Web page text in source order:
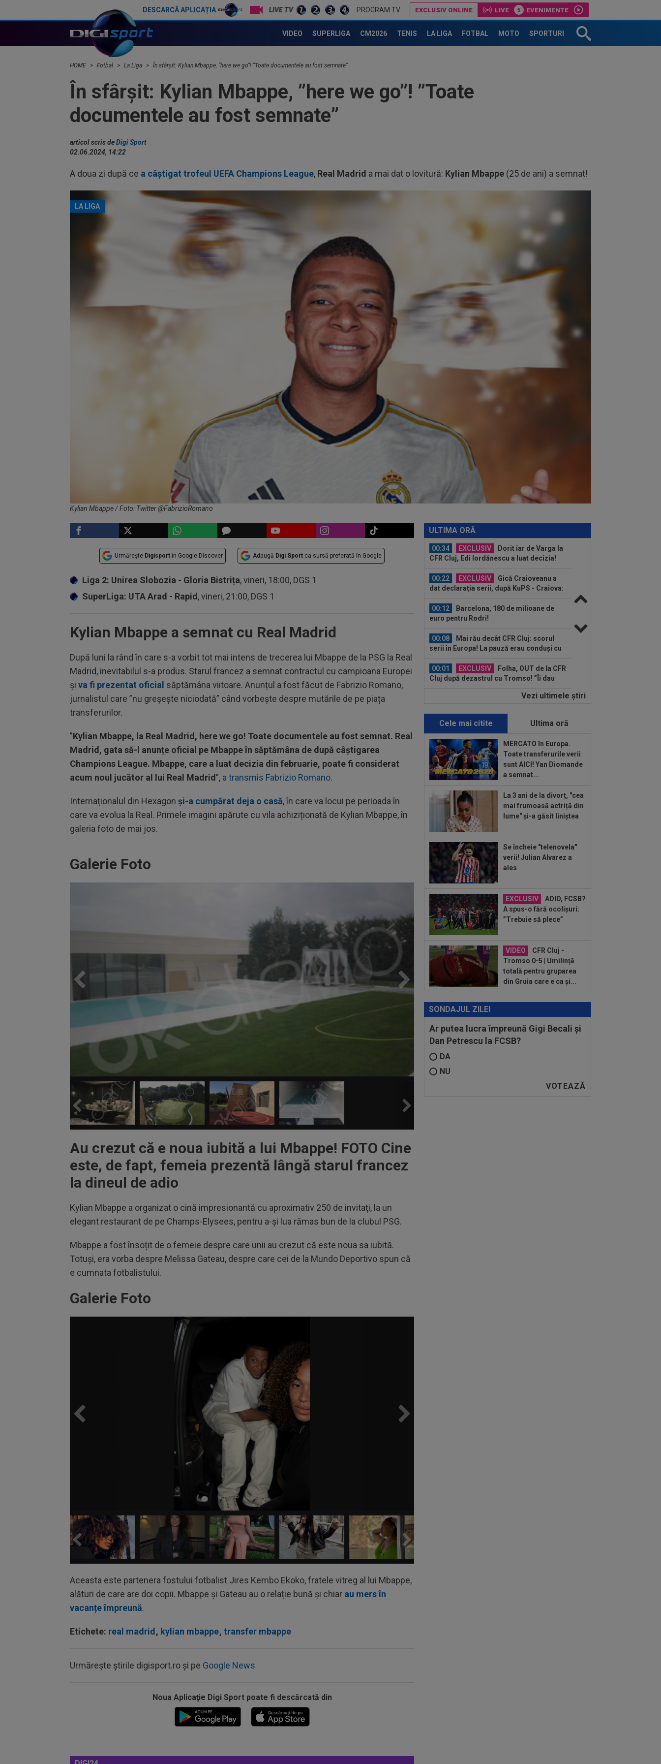
DESCARCĂ APLICAȚIA LIVE TV PROGRAM TV EXCLUSIV ONLINE LIVE EVENIMENTE
VIDEO SUPERLIGA CM2026 TENIS LA LIGA FOTBAL MOTO SPORTURI
HOME Fotbal La Liga În sfârșit: Kylian Mbappe, ”here we go”! ”Toate documentele au fost semnate”
În sfârșit: Kylian Mbappe, ”here we go”! ”Toate
documentele au fost semnate”
articol scris deDigi Sport
02.06.2024, 14:22
A doua zi după ce a câștigat trofeul UEFA Champions League, Real Madrid a mai dat o lovitură: Kylian Mbappe (25 de ani) a semnat!
LA LIGA
Kylian Mbappe / Foto: Twitter @FabrizioRomano
Urmărește Digisport în Google Discover Adaugă Digi Sport ca sursă preferată în Google
Liga 2: Unirea Slobozia - Gloria Bistrița, vineri, 18:00, DGS 1
SuperLiga: UTA Arad - Rapid , vineri, 21:00, DGS 1
Kylian Mbappe a semnat cu Real Madrid
După luni la rând în care s-a vorbit tot mai intens de trecerea lui Mbappe de la PSG la Real
Madrid, inevitabilul s-a produs. Starul francez a semnat contractul cu campioana Europei
și va fi prezentat oficial săptămâna viitoare. Anunțul a fost făcut de Fabrizio Romano,
jurnalistul care ”nu greșește niciodată” când vorbește despre mutările de pe piața
transferurilor.
”Kylian Mbappe, la Real Madrid, here we go! Toate documentele au fost semnat. Real
Madrid, gata să-l anunțe oficial pe Mbappe în săptămâna de după câștigarea
Champions League. Mbappe, care a luat decizia din februarie, poate fi considerat
acum noul jucător al lui Real Madrid”, a transmis Fabrizio Romano.
Internaționalul din Hexagon și-a cumpărat deja o casă, în care va locui pe perioada în
care va evolua la Real. Primele imagini apărute cu vila achiziționată de Kylian Mbappe, în
galeria foto de mai jos.
Galerie Foto
Au crezut că e noua iubită a lui Mbappe! FOTO Cine
este, de fapt, femeia prezentă lângă starul francez
la dineul de adio
Kylian Mbappe a organizat o cină impresionantă cu aproximativ 250 de invitaţi, la un
elegant restaurant de pe Champs-Elysees, pentru a-şi lua rămas bun de la clubul PSG.
Mbappe a fost însoțit de o femeie despre care unii au crezut că este noua sa iubită.
Totuși, era vorba despre Melissa Gateau, despre care cei de la Mundo Deportivo spun că
e cumnata fotbalistului.
Galerie Foto
Aceasta este partenera fostului fotbalist Jires Kembo Ekoko, fratele vitreg al lui Mbappe,
alături de care are doi copii. Mbappe și Gateau au o relație bună și chiar au mers în
vacanțe împreună.
Etichete: real madrid, kylian mbappe, transfer mbappe
Urmărește știrile digisport.ro și pe Google News
Noua Aplicaţie Digi Sport poate fi descărcată din
ULTIMA ORĂ
Mai rău decât CFR Cluj: scorul
serii în Europa! La pauză erau conduși cu
00:01
EXCLUSIV
Folha, OUT de la CFR
Cluj după dezastrul cu Tromso! ”Îi dau
EXCLUSIV
vândut un jucător pe 3.000.000 €”
23:44
Enervat după ce a aflat că Rodri
se transferă la Barcelona, Mourinho s-a
Antrenorul lui Tromso a surprins
pe toată lumea, după 5-0 cu CFR: ”Mai e
00:43
EXCLUSIV
Lovitură de
proporții: Ioan Varga, gata să renunțe la
ți spun ce face Mihai Stoica. E prima oară
când o zic”
00:34
EXCLUSIV
Dorit iar de Varga la
CFR Cluj, Edi Iordănescu a luat decizia!
00:22 EXCLUSIV
Gică Craioveanu a
dat declarația serii, după KuPS - Craiova:
00:12
Barcelona, 180 de milioane de
euro pentru Rodri!
00:08
Mai rău decât CFR Cluj: scorul
serii în Europa! La pauză erau conduși cu
00:01
EXCLUSIV
Folha, OUT de la CFR
Cluj după dezastrul cu Tromso! ”Îi dau
Gigi Becali: ”Am
23:44
Enervat după ce a aflat că Rodri
se transferă la Barcelona, Mourinho s-a
dus de...
23:42
Antrenorul lui Tromso a surprins
pe toată lumea, după 5-0 cu CFR: ”Mai e
un...
proporții: Ioan Varga, gata să renunțe la
CFR și să preia alt club...
00:41
EXCLUSIV
Gigi Becali: ”Hai să-
ți spun ce face Mihai Stoica. E prima oară
00:34
EXCLUSIV
Dorit iar de Varga la
CFR Cluj, Edi Iordănescu a luat decizia!
00:22 EXCLUSIV
”Știi cine mă...
00:12
Barcelona, 180 de milioane de
euro pentru Rodri!
Vezi ultimele ştiri
Cele mai citite Ultima oră
MERCATO în Europa.
Toate transferurile verii
sunt AICI! Yan Diomande
a semnat...
La 3 ani de la divorț, "cea
mai frumoasă actriță din
lume" și-a găsit liniștea
Se încheie "telenovela"
verii! Julian Alvarez a
ales
EXCLUSIV
ADIO, FCSB?
A spus-o fără ocolișuri:
”Trebuie să plece”
VIDEO
CFR Cluj -
Tromso 0-5 | Umilință
totală pentru gruparea
din Gruia care e ca și...
SONDAJUL ZILEI
Ar putea lucra împreună Gigi Becali și
Dan Petrescu la FCSB?
DA
NU